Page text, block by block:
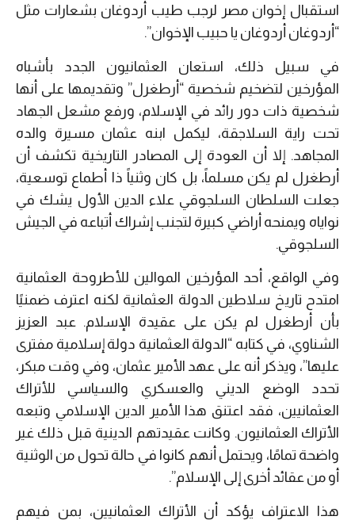
استقبال إخوان مصر لرجب طيب أردوغان بشعارات مثل
“أردوغان أردوغان يا حبيب الإخوان”.
في سبيل ذلك، استعان العثمانيون الجدد بأشباه
المؤرخين لتضخيم شخصية “أرطغرل” وتقديمها على أنها
شخصية ذات دور رائد في الإسلام، ورفع مشعل الجهاد
تحت راية السلاجقة، ليكمل ابنه عثمان مسيرة والده
المجاهد. إلا أن العودة إلى المصادر التاريخية تكشف أن
أرطغرل لم يكن مسلماً، بل كان وثنياً ذا أطماع توسعية،
جعلت السلطان السلجوقي علاء الدين الأول يشك في
نواياه ويمنحه أراضي كبيرة لتجنب إشراك أتباعه في الجيش
السلجوقي.
وفي الواقع، أحد المؤرخين الموالين للأطروحة العثمانية
امتدح تاريخ سلاطين الدولة العثمانية لكنه اعترف ضمنيًا
بأن أرطغرل لم يكن على عقيدة الإسلام. عبد العزيز
الشناوي، في كتابه “الدولة العثمانية دولة إسلامية مفترى
عليها”، ويذكر أنه على عهد الأمير عثمان، وفي وقت مبكر،
تحدد الوضع الديني والعسكري والسياسي للأتراك
العثمانيين، فقد اعتنق هذا الأمير الدين الإسلامي وتبعه
الأتراك العثمانيون. وكانت عقيدتهم الدينية قبل ذلك غير
واضحة تمامًا، ويحتمل أنهم كانوا في حالة تحول من الوثنية
أو من عقائد أخرى إلى الإسلام”.
هذا الاعتراف يؤكد أن الأتراك العثمانيين، بمن فيهم